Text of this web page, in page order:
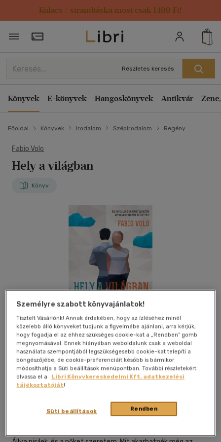
Kulacs / strandtáska most csak 1499 Ft!
Törzsvásárlói Kártya adatai
Részletes keresés
Könyvek E-könyvek Hangoskönyvek Antikvár
Főoldal Könyvek Irodalom Szépirodalom Regény
Fabio Volo
Hely a világban
Könyv
Kívánságlistához adom Megosztom
Európa Könyvkiadó Kft.|2015 magyar nyelvű
Személyre szabott könyvajánlatok!
Tisztelt Vásárlónk! Annak érdekében, hogy az ízléséhez minél
közelebb álló könyveket tudjunk a figyelmébe ajánlani, arra kérjük,
hogy fogadja el az ehhez szükséges cookie-kat a „Rendben” gomb
megnyomásával. Ennek hiányában weboldalunk csak a weboldal
használata szempontjából legszükségesebb cookie-kat telepíti a
böngészőjébe, de cookie-preferenciáit később is bármikor
módosíthatja a Süti beállítások menüpontban. További részletekért
olvassa el a
Libri Könyvkereskedelmi Kft. adatkezelési
tájékoztatóját!
Rendben
Süti beállítások